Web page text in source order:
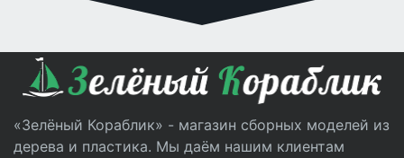
«Зелёный Кораблик» - магазин сборных моделей из
дерева и пластика. Мы даём нашим клиентам